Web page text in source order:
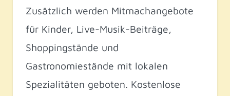
Zusätzlich werden Mitmachangebote
für Kinder, Live-Musik-Beiträge,
Shoppingstände und
Gastronomiestände mit lokalen
Spezialitäten geboten. Kostenlose